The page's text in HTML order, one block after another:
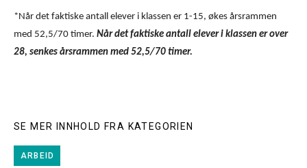
*Når det faktiske antall elever i klassen er 1-15, økes årsrammen
med 52,5/70 timer. Når det faktiske antall elever i klassen er over
28, senkes årsrammen med 52,5/70 timer.
SE MER INNHOLD FRA KATEGORIEN
ARBEID